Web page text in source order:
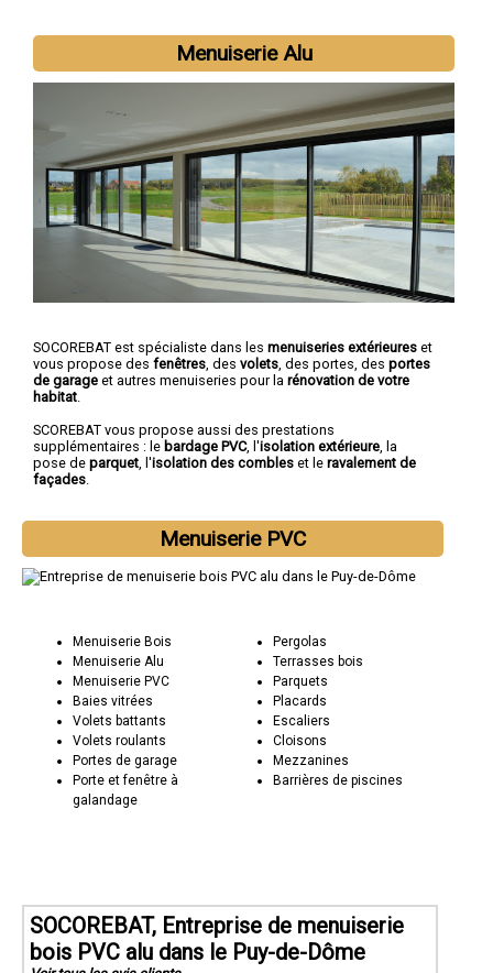
Menuiserie Alu
SOCOREBAT est spécialiste dans les menuiseries extérieures et
vous propose des fenêtres , des volets , des portes, des portes
de garage et autres menuiseries pour la rénovation de votre
habitat
SCOREBAT vous propose aussi des prestations
supplémentaires : le bardage PVC, l'isolation extérieure , la
pose de parquet , l'isolation des combles et le ravalement de
façades
Menuiserie PVC
Menuiserie Bois
Menuiserie Alu
Menuiserie PVC
Baies vitrées
Volets battants
Volets roulants
Portes de garage
Porte et fenêtre à
galandage
Pergolas
Terrasses bois
Parquets
Placards
Escaliers
Cloisons
Mezzanines
Barrières de piscines
SOCOREBAT, Entreprise de menuiserie
bois PVC alu dans le Puy-de-Dôme